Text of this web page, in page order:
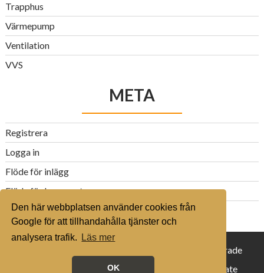
Den här webbplatsen använder cookies från
Google för att tillhandahålla tjänster och
analysera trafik.
Läs mer
OK
Trapphus
Värmepump
Ventilation
VVS
META
Registrera
Logga in
Flöde för inlägg
Flöde för kommentarer
WordPress.org
© 2016 husvillaguiden.se - Alla rättigheter reserverade
Proudly powered by WordPress
Theme: Corporate